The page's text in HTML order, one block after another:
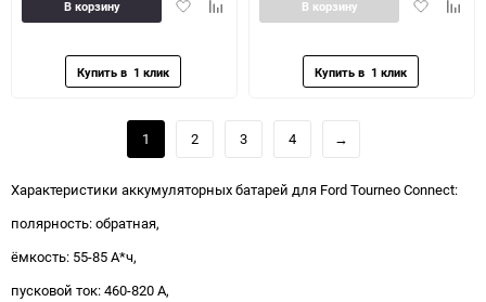
ДобавитьДобавить
В корзину
Добавить
В корзину
1 2 3 4 →
Характеристики аккумуляторных батарей для Ford Tourneo Connect:
полярность: обратная,
ёмкость: 55-85 А*ч,
пусковой ток: 460-820 А,